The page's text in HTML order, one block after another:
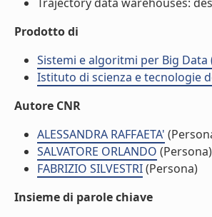
Prodotto di
Sistemi e algoritmi per Big Data
Istituto di scienza e tecnologie
Autore CNR
ALESSANDRA RAFFAETA'
SALVATORE ORLANDO (Persona)
FABRIZIO SILVESTRI(Persona)
Insieme di parole chiave